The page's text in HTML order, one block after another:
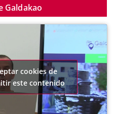
Galdakao
cookies de
este contenido